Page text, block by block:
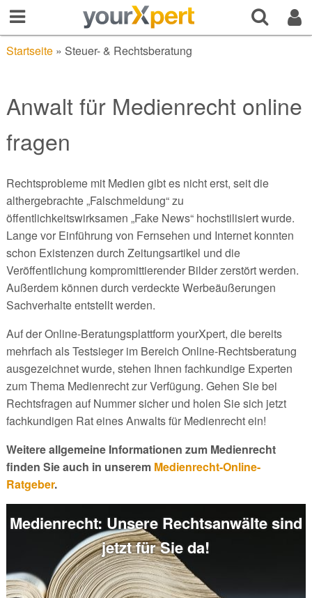
Startseite» Steuer- & Rechtsberatung
Anwalt für Medienrecht online
fragen
Rechtsprobleme mit Medien gibt es nicht erst, seit die
althergebrachte „Falschmeldung“ zu
öffentlichkeitswirksamen „Fake News“ hochstilisiert wurde.
Lange vor Einführung von Fernsehen und Internet konnten
schon Existenzen durch Zeitungsartikel und die
Veröffentlichung kompromittierender Bilder zerstört werden.
Außerdem können durch verdeckte Werbeäußerungen
Sachverhalte entstellt werden.
Auf der Online-Beratungsplattform yourXpert, die bereits
mehrfach als Testsieger im Bereich Online-Rechtsberatung
ausgezeichnet wurde, stehen Ihnen fachkundige Experten
zum Thema Medienrecht zur Verfügung. Gehen Sie bei
Rechtsfragen auf Nummer sicher und holen Sie sich jetzt
fachkundigen Rat eines Anwalts für Medienrecht ein!
Weitere allgemeine Informationen zum Medienrecht
finden Sie auch in unserem Medienrecht-Online-
Ratgeber.
Medienrecht: Unsere Rechtsanwälte sind
jetzt für Sie da!